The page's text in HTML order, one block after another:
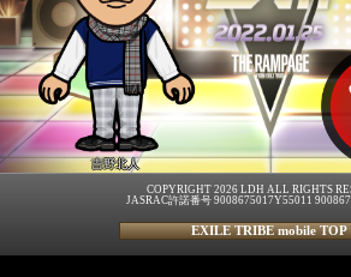
吉野北人
COPYRIGHT 2026 LDH ALL RIGHTS
JASRAC許諾番号 9008675017Y55011
EXILE TRIBE mobile TOP